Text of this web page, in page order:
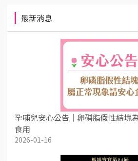
最新消息
孕哺兒安心公告｜卵磷脂假性結塊
食用
2026-01-16